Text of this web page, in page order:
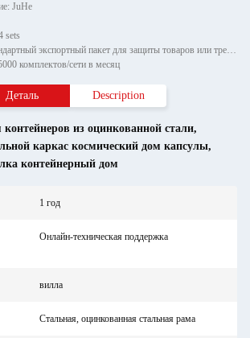
JuHe
sets
Упаковывая детали: стандартный экспортный пакет для защиты товаров или требований клиента
комплектов/сети в месяц
Деталь Description
контейнеров из оцинкованной стали,
каркас космический дом капсулы,
контейнерный дом
1 год
Онлайн-техническая поддержка
вилла
Стальная, оцинкованная стальная рама